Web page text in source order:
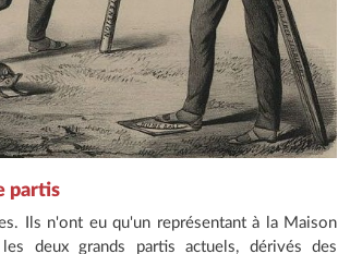
partis
Ils n'ont eu qu'un représentant à la Maison
deux grands partis actuels, dérivés des